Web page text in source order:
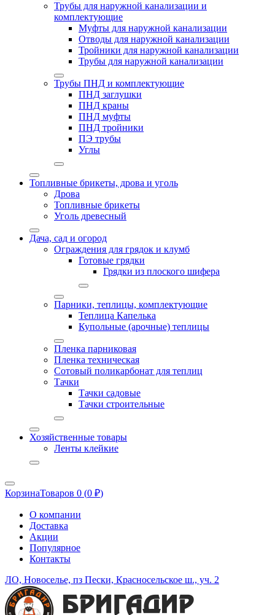
Трубы для наружной канализации и
комплектующие
Муфты для наружной канализации
Отводы для наружной канализации
Тройники для наружной канализации
Трубы для наружной канализации
Трубы ПНД и комплектующие
ПНД заглушки
ПНД краны
ПНД муфты
ПНД тройники
ПЭ трубы
Углы
Топливные брикеты, дрова и уголь
Дрова
Топливные брикеты
Уголь древесный
Дача, сад и огород
Ограждения для грядок и клумб
Готовые грядки
Грядки из плоского шифера
Парники, теплицы, комплектующие
Теплица Капелька
Купольные (арочные) теплицы
Пленка парниковая
Пленка техническая
Сотовый поликарбонат для теплиц
Тачки
Тачки садовые
Тачки строительные
Хозяйственные товары
Ленты клейкие
КорзинаТоваров 0 (0 ₽)
О компании
Доставка
Акции
Популярное
Контакты
ЛО, Новоселье, пз Пески, Красносельское ш., уч. 2